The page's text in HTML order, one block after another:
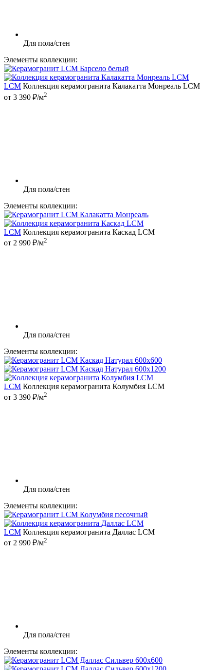
Для пола/стен
Элементы коллекции:
LCM Коллекция керамогранита Калакатта Монреаль LCM
от 3 390 ₽/м2
Для пола/стен
Элементы коллекции:
LCM Коллекция керамогранита Каскад LCM
от 2 990 ₽/м2
Для пола/стен
Элементы коллекции:
LCM Коллекция керамогранита Колумбия LCM
от 3 390 ₽/м2
Для пола/стен
Элементы коллекции:
LCM Коллекция керамогранита Даллас LCM
от 2 990 ₽/м2
Для пола/стен
Элементы коллекции: